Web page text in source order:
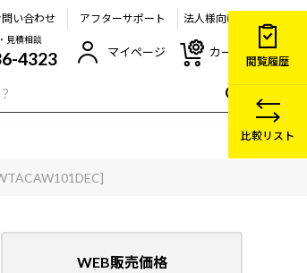
問い合わせ アフターサポート 法人様向け
見積相談
4323 マイページ カート
WEB販売価格
閲覧履歴
比較リスト